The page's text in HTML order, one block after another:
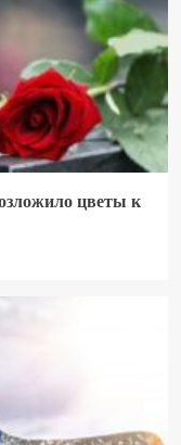
цветы к